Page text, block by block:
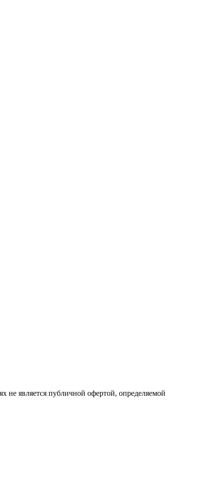
является публичной офертой, определяемой